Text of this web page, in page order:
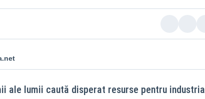
ale lumii caută disperat resurse pentru industria